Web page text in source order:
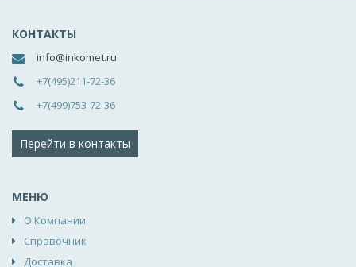
КОНТАКТЫ
info@inkomet.ru
+7(495)211-72-36
+7(499)753-72-36
Перейти в контакты
МЕНЮ
О Компании
Справочник
Доставка